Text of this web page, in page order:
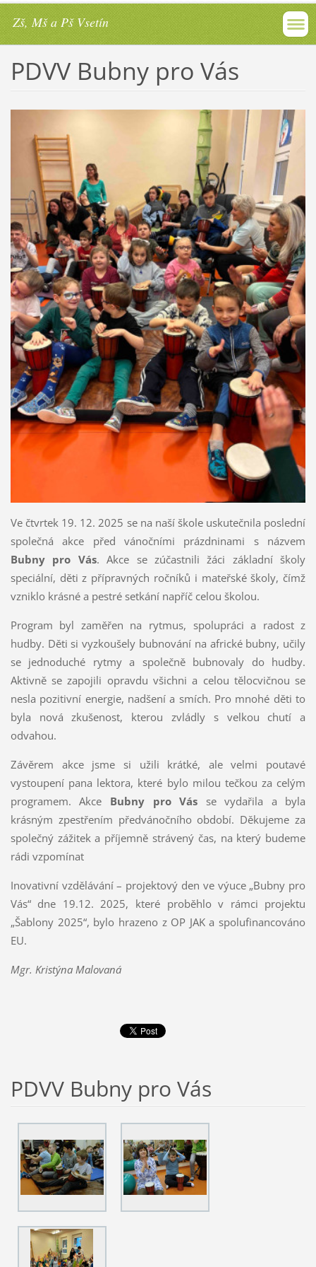
Zš, Mš a Pš Vsetín
PDVV Bubny pro Vás
Ve čtvrtek 19. 12. 2025 se na naší škole uskutečnila poslední
společná akce před vánočními prázdninami s názvem
Bubny pro Vás. Akce se zúčastnili žáci základní školy
speciální, děti z přípravných ročníků i mateřské školy, čímž
vzniklo krásné a pestré setkání napříč celou školou.
Program byl zaměřen na rytmus, spolupráci a radost z
hudby. Děti si vyzkoušely bubnování na africké bubny, učily
se jednoduché rytmy a společně bubnovaly do hudby.
Aktivně se zapojili opravdu všichni a celou tělocvičnou se
nesla pozitivní energie, nadšení a smích. Pro mnohé děti to
byla nová zkušenost, kterou zvládly s velkou chutí a
odvahou.
Závěrem akce jsme si užili krátké, ale velmi poutavé
vystoupení pana lektora, které bylo milou tečkou za celým
programem. Akce Bubny pro Vás se vydařila a byla
krásným zpestřením předvánočního období. Děkujeme za
společný zážitek a příjemně strávený čas, na který budeme
rádi vzpomínat
Inovativní vzdělávání – projektový den ve výuce „Bubny pro
Vás“ dne 19.12. 2025, které proběhlo v rámci projektu
„Šablony 2025“, bylo hrazeno z OP JAK a spolufinancováno
EU.
Mgr. Kristýna Malovaná
PDVV Bubny pro Vás